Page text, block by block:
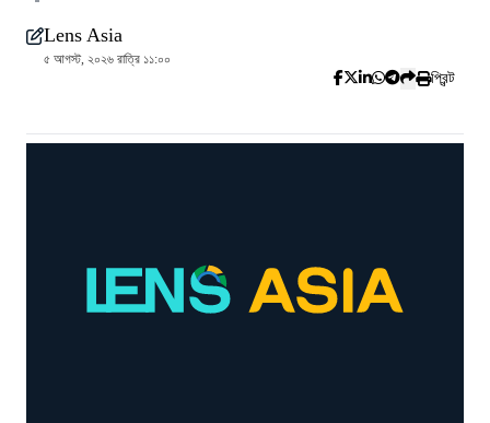
Lens Asia
৫ আগস্ট, ২০২৬ রাত্রি ১১:০০
প্রিন্ট